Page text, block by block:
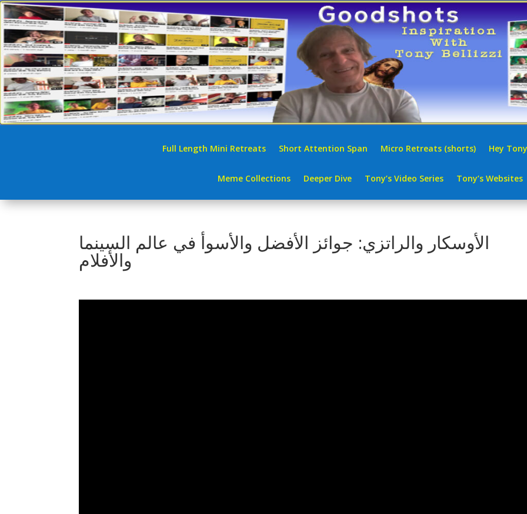
Full Length Mini Retreats Short Attention Span Micro Retreats (shorts) Hey
Meme Collections Deeper Dive Tony’s Video Series Tony’s Websites
الأوسكار والراتزي: جوائز الأفضل والأسوأ في عالم السينما
والأفلام